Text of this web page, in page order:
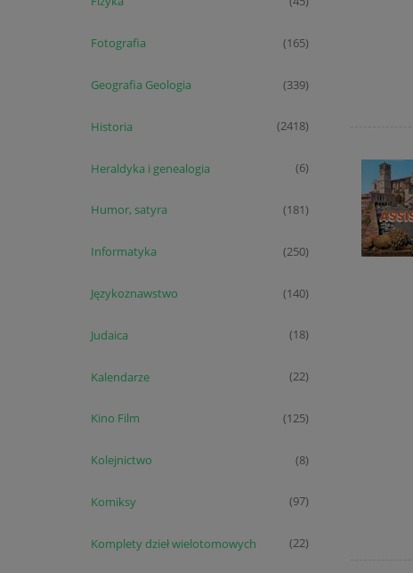
Fotografia (165)
Geografia Geologia (339)
Historia (2418)
Heraldyka i genealogia (6)
Humor, satyra (181)
Informatyka (250)
Językoznawstwo (140)
Judaica (18)
Kalendarze (22)
Kino Film (125)
Kolejnictwo (8)
Komiksy (97)
Komplety dzieł wielotomowych (22)